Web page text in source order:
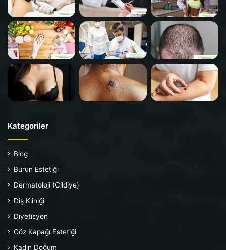
Kategoriler
Blog
Burun Estetiği
Dermatoloji (Cildiye)
Diş Kliniği
Diyetisyen
Göz Kapağı Estetiği
Kadın Doğum